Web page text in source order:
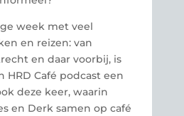
week met veel
en reizen: van
en daar voorbij, is
HRD Café podcast een
deze keer, waarin
en Derk samen op café